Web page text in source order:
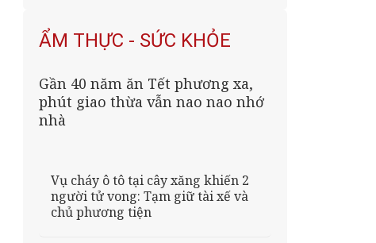
ẨM THỰC - SỨC KHỎE
Gần 40 năm ăn Tết phương xa,
phút giao thừa vẫn nao nao nhớ
nhà
Vụ cháy ô tô tại cây xăng khiến 2
người tử vong: Tạm giữ tài xế và
chủ phương tiện